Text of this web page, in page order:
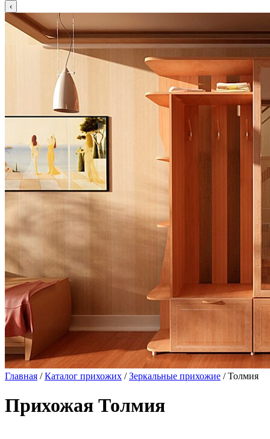
Главная /Каталог прихожих /Зеркальные прихожие / Толмия
Прихожая Толмия